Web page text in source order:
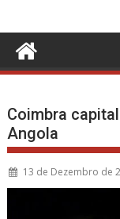
Coimbra
Angola
13 de Dezembro de